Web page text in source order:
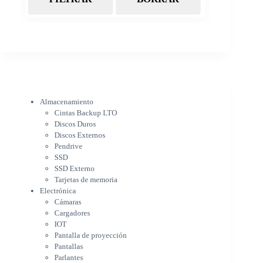
Cámaras
Cargadores
IOT
Pantalla de proyección
Pantallas
Parlantes
Proyectores
Relojes Inteligentes
Televisores
Gaming
Escritorios & Sillas
Hogar
Bebés & Niños
Conservadoras & Térmicos
Almacenamiento
Cintas Backup LTO
Discos Duros
Discos Externos
Pendrive
SSD
SSD Externo
Tarjetas de memoria
Electrónica
Cámaras
Cargadores
IOT
Pantalla de proyección
Pantallas
Parlantes